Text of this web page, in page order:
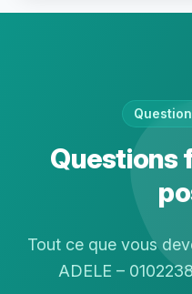
Questions
Tout ce que vous
ADELE –